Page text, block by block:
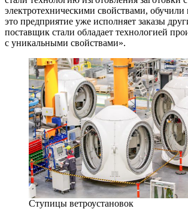
электротехническими свойствами, обучили
это предприятие уже исполняет заказы
поставщик стали обладает технологией
с уникальными свойствами».
Ступицы ветроустановок